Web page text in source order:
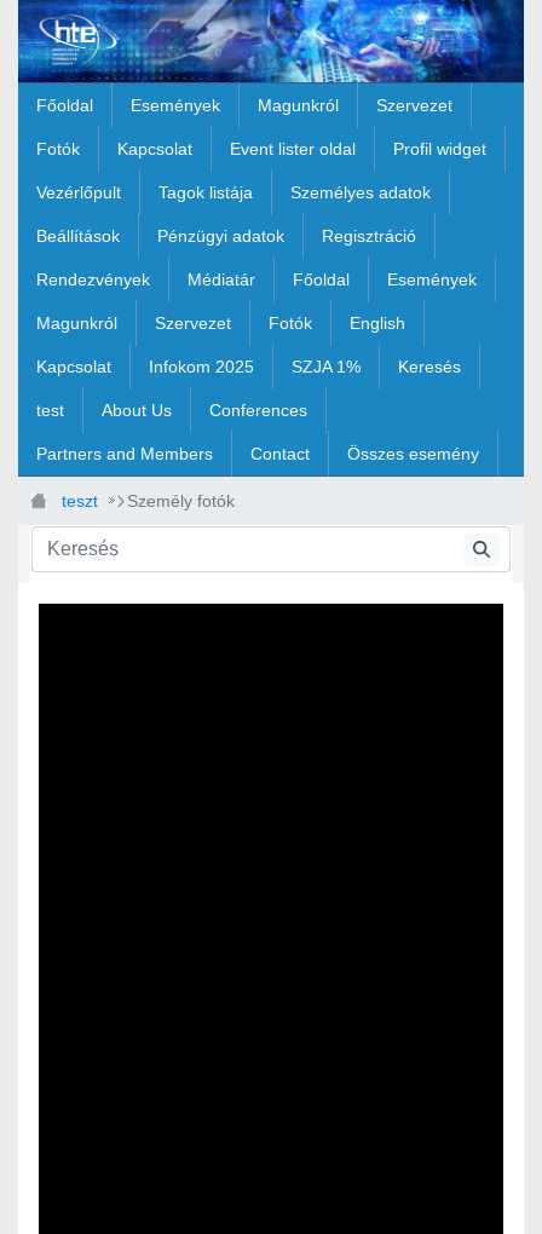
Ugrás a fő tartalomhoz
Főoldal Események Magunkról Szervezet
Fotók Kapcsolat Event lister oldal Profil widget
Vezérlőpult Tagok listája Személyes adatok
Beállítások Pénzügyi adatok Regisztráció
Rendezvények Médiatár Főoldal Események
Magunkról Szervezet Fotók English
Kapcsolat Infokom 2025 SZJA 1% Keresés
test About Us Conferences
Partners and Members Contact Összes esemény
teszt Személy fotók